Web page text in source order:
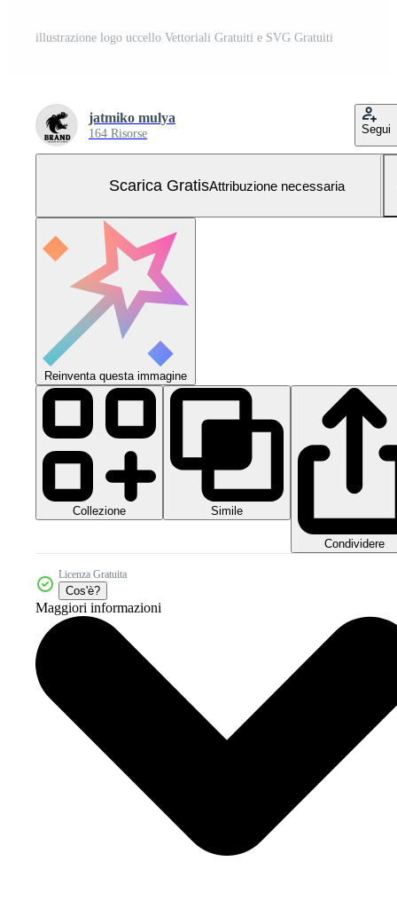
illustrazione logo uccello Vettoriali Gratuiti e SVG Gratuiti
jatmiko mulya
164 Risorse Segui
Scarica GratisAttribuzione necessaria
Reinventa questa immagine
Collezione Simile
Condividere
Licenza Gratuita
Cos'è?
Maggiori informazioni